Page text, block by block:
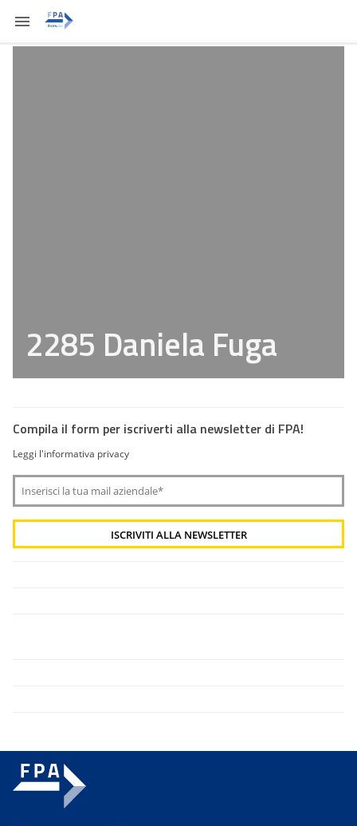
2285 Daniela Fuga
Compila il form per iscriverti alla newsletter di FPA!
Leggi l'informativa privacy